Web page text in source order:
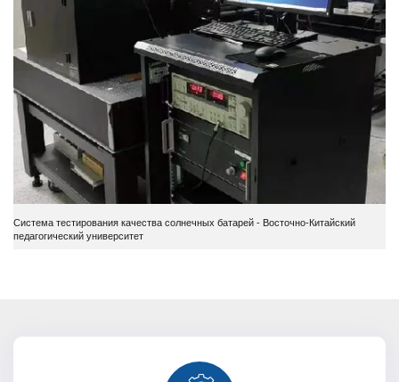
Система тестирования качества солнечных батарей - Восточно-Китайский
педагогический университет